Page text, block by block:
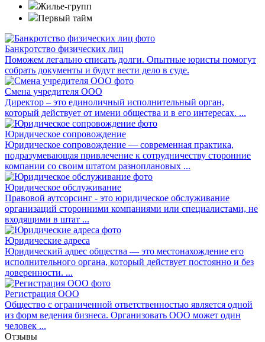
Жилье-групп
Первый тайм
Банкротство физических лиц
Поможем легально списать долги. Опытные юристы помогут
собрать документы и будут вести дело в суде.
Смена учредителя ООО
Директор – это единоличный исполнительный орган,
который действует от имени общества и в его интересах. ...
Юридическое сопровождение
Юридическое сопровождение — современная практика,
подразумевающая привлечение к сотрудничеству сторонние
компании со своим штатом разноплановых ...
Юридическое обслуживание
Правовой аутсорсинг - это юридическое обслуживание
организаций сторонними компаниями или специалистами, не
входящими в штат ...
Юридические адреса
Юридический адрес общества — это местонахождение его
исполнительного органа, который действует постоянно и без
доверенности. ...
Регистрация ООО
Общество с ограниченной ответственностью является одной
из форм ведения бизнеса. Организовать ООО может один
человек ...
Отзывы